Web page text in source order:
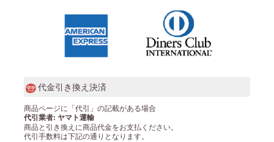
代金引き換え決済
商品ページに「代引」の記載がある場合
代引業者: ヤマト運輸
商品と引き換えに商品代金をお支払ください。
代引手数料は下記の通りとなります。